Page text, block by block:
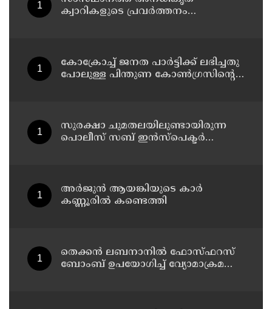
ക്വാറികളുടെ പ്രവർത്തനം
കോക്രോച്ച് ജനത പാർട്ടിക്ക് ലഭിച്ചതു
പോലുള്ള പിന്തുണ കോൺഗ്രസിന്റെ
സുരക്ഷാ ചുമതലയിലുണ്ടായിരുന്ന
പൊലീസ് സബ് ഇൻസ്പെക്ടർ
അർജുൻ ആയങ്കിയുടെ കാർ
കണ്ണൂരിൽ കണ്ടെത്തി
തെക്കൻ ലബനാനിൽ ഫോസ്ഫറസ്
ബോംബ് ഉപയോഗിച്ച് വ്യോമാക്രമണം